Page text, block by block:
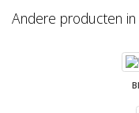
Andere producten